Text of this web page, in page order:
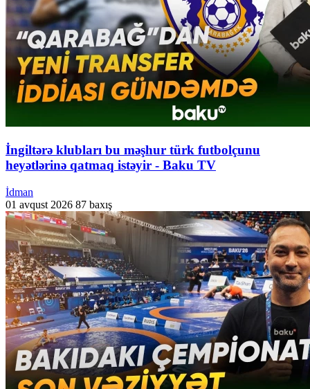
İngiltərə klubları bu məşhur türk futbolçunu
heyətlərinə qatmaq istəyir - Baku TV
İdman
01 avqust 2026 87 baxış